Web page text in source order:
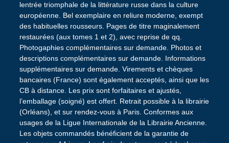
lentrée triomphale de la littérature russe dans la culture
européenne. Bel exemplaire en reliure moderne, exempt
des habituelles rousseurs. Pages de titre maginalement
restaurées (aux tomes 1 et 2), avec reprise de qq.
Photogaphies complémentaires sur demande. Photos et
descriptions complémentaires sur demande. Informations
supplémentaires sur demande. Virements et chèques
bancaires (France) sont également acceptés, ainsi que les
CB à distance. Les prix sont forfaitaires et ajustés,
l’emballage (soigné) est offert. Retrait possible à la librairie
(Orléans), et sur rendez-vous à Paris. Conformes aux
usages de la Ligue Internationale de la Librairie Ancienne.
Les objets commandés bénéficient de la garantie de